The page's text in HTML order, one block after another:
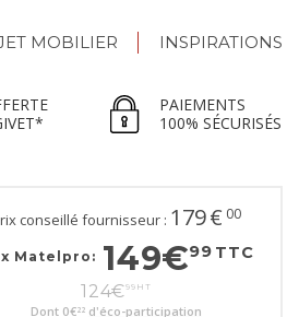
MOBILIER INSPIRATIONS
PAIEMENTS
100% SÉCURISÉS
conseillé fournisseur : 179€ 00
Matelpro: 149€99 TTC
124€99 HT
Dont 0€22 d'éco-participation